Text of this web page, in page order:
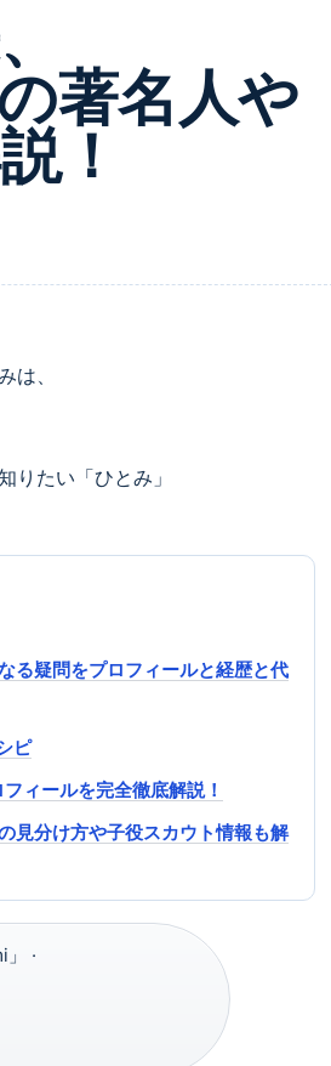
著名人や
！
は、
りたい「ひとみ」
る疑問をプロフィールと経歴と代
ピ
ィールを完全徹底解説！
見分け方や子役スカウト情報も解
·